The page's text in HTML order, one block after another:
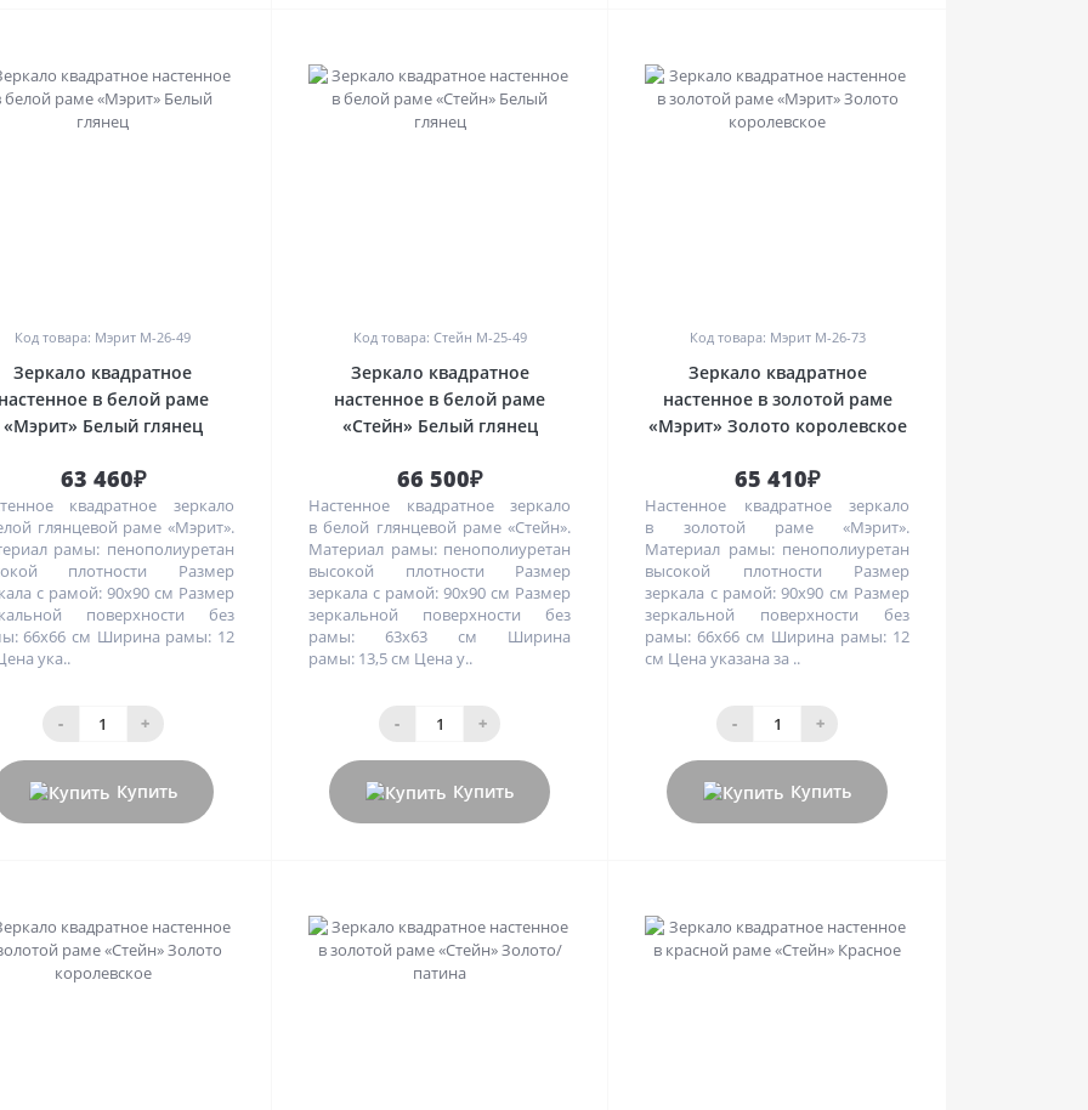
Код товара: Мэрит M-26-49
Зеркало квадратное
настенное в белой раме
«Мэрит» Белый глянец
63 460₽
квадратное зеркало
глянцевой раме «Мэрит».
рамы: пенополиуретан
плотности Размер
с рамой: 90х90 см Размер
поверхности без
66х66 см Ширина рамы: 12
ука..
- +
Купить
Код товара: Стейн M-25-49
Зеркало квадратное
настенное в белой раме
«Стейн» Белый глянец
66 500₽
Настенное квадратное зеркало
в белой глянцевой раме «Стейн».
Материал рамы: пенополиуретан
высокой плотности Размер
зеркала с рамой: 90х90 см Размер
зеркальной поверхности без
рамы: 63х63 см Ширина
рамы: 13,5 см Цена у..
- +
Купить
Код товара: Мэрит M-26-73
Зеркало квадратное
настенное в золотой раме
«Мэрит» Золото королевское
65 410₽
Настенное квадратное зеркало
в золотой раме «Мэрит».
Материал рамы: пенополиуретан
высокой плотности Размер
зеркала с рамой: 90х90 см Размер
зеркальной поверхности без
рамы: 66х66 см Ширина рамы: 12
см Цена указана за ..
- +
Купить